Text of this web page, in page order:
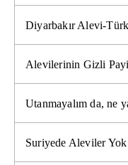
Diyarbakır Alevi-
Alevilerinin Gizli
Utanmayalım da, ne
Suriyede Aleviler